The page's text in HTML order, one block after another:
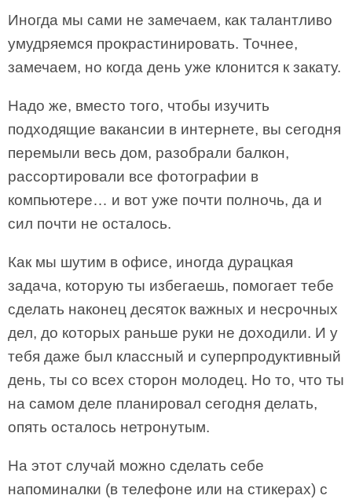
Иногда мы сами не замечаем, как талантливо
умудряемся прокрастинировать. Точнее,
замечаем, но когда день уже клонится к закату.
Надо же, вместо того, чтобы изучить
подходящие вакансии в интернете, вы сегодня
перемыли весь дом, разобрали балкон,
рассортировали все фотографии в
компьютере… и вот уже почти полночь, да и
сил почти не осталось.
Как мы шутим в офисе, иногда дурацкая
задача, которую ты избегаешь, помогает тебе
сделать наконец десяток важных и несрочных
дел, до которых раньше руки не доходили. И у
тебя даже был классный и суперпродуктивный
день, ты со всех сторон молодец. Но то, что ты
на самом деле планировал сегодня делать,
опять осталось нетронутым.
На этот случай можно сделать себе
напоминалки (в телефоне или на стикерах) с